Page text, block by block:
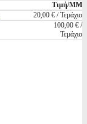
Τιμή/ΜΜ
20,00 € / Τεμάχιο
100,00 € /
Τεμάχιο